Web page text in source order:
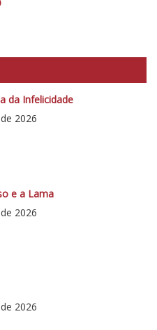
da Infelicidade
2026
e a Lama
2026
2026